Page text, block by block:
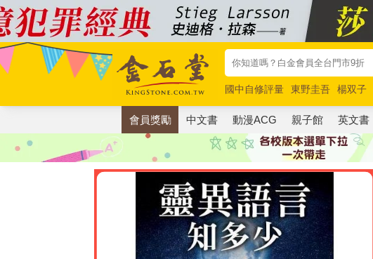
國中自修評量 東野圭吾 楊双子
唯紅花綻放
奧德賽 路邊攤新作
會員獎勵 中文書 動漫ACG 親子館 英文書